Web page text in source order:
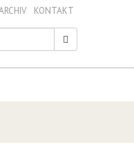
KONTAKT